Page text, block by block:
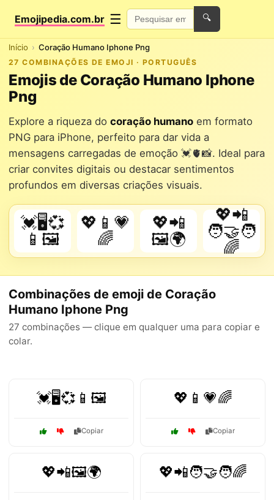
Emojipedia.com.br ☰ 🔍
Início Coração Humano Iphone Png
27 COMBINAÇÕES DE EMOJI · PORTUGUÊS
Emojis de Coração Humano Iphone
Png
Explore a riqueza do coração humano em formato
PNG para iPhone, perfeito para dar vida a
mensagens carregadas de emoção 💓🫀📸. Ideal para
criar convites digitais ou destacar sentimentos
profundos em diversas criações visuais.
💓🖥️💞
📱🖼️
💖📱💗
🌈
💖📲
🖼️🌍
💖📲
🧑‍🤝‍🧑
🌈
Combinações de emoji de Coração
Humano Iphone Png
27 combinações — clique em qualquer uma para copiar e
colar.
💓🖥️💞📱🖼️
Copiar
💖📱💗🌈
Copiar
💖📲🖼️🌍 💖📲🧑‍🤝‍🧑🌈